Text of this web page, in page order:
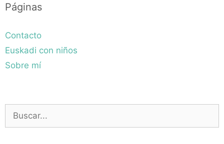
Páginas
Contacto
Euskadi con niños
Sobre mí